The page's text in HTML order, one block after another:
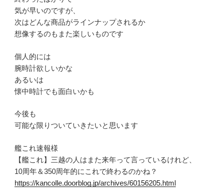
気が早いのですが、
次はどんな商品がラインナップされるか
想像するのもまた楽しいものです
個人的には
腕時計欲しいかな
あるいは
懐中時計でも面白いかも
今後も
可能な限りついていきたいと思います
艦これ速報様
【艦これ】三越の人はまた来年って言っているけれど、
10周年＆350周年的にこれで終わるのかね？
https://kancolle.doorblog.jp/archives/60156205.html